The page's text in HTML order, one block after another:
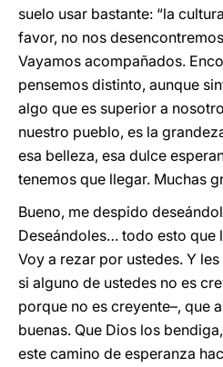
suelo usar bastante: “la
favor, no nos
Vayamos acompañados.
pensemos distinto, aunque
algo que es superior a
nuestro pueblo, es la
esa belleza, esa dulce
tenemos que llegar. Muchas
Bueno, me despido
Deseándoles… todo esto que
Voy a rezar por ustedes. Y
si alguno de ustedes no es
porque no es creyente–, que
buenas. Que Dios los
este camino de esperanza